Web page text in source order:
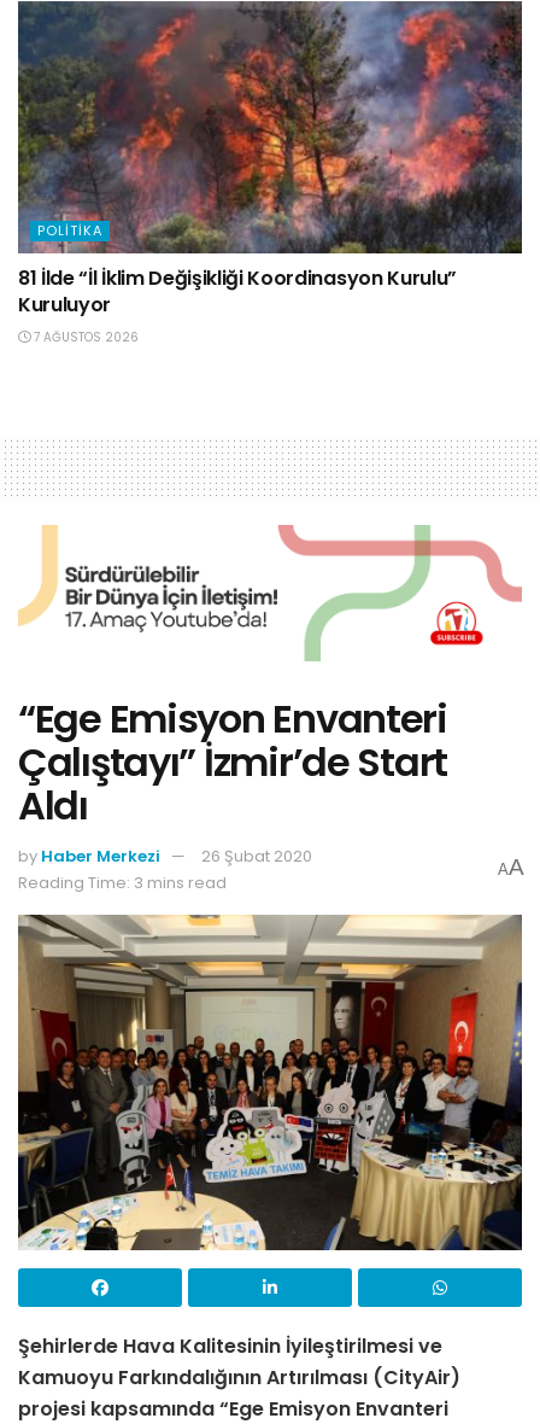
POLITIKA
81 İlde “İl İklim Değişikliği Koordinasyon Kurulu”
Kuruluyor
7 AĞUSTOS 2026
“Ege Emisyon Envanteri
Çalıştayı” İzmir’de Start
Aldı
by Haber Merkezi
26 Şubat 2020
Reading Time: 3 mins read
AA
Şehirlerde Hava Kalitesinin İyileştirilmesi ve
Kamuoyu Farkındalığının Artırılması (CityAir)
projesi kapsamında “Ege Emisyon Envanteri